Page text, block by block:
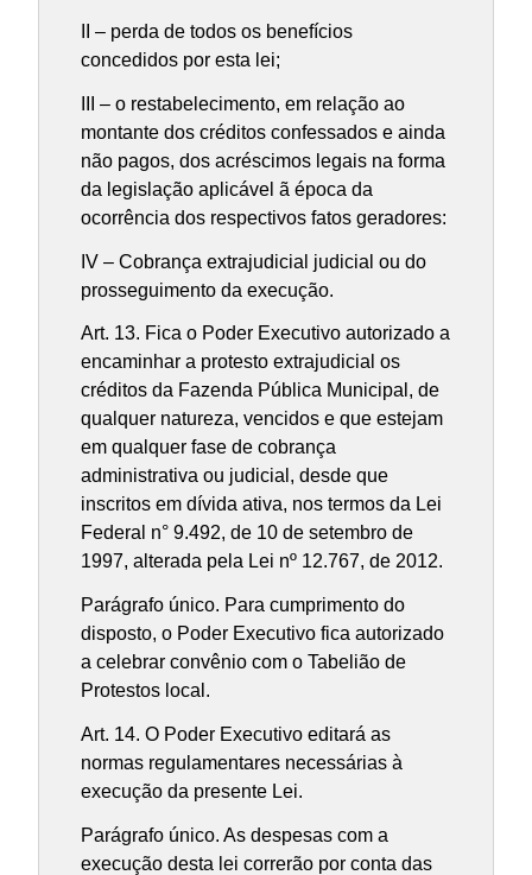
II – perda de todos os benefícios
concedidos por esta lei;
III – o restabelecimento, em relação ao
montante dos créditos confessados e ainda
não pagos, dos acréscimos legais na forma
da legislação aplicável ã época da
ocorrência dos respectivos fatos geradores:
IV – Cobrança extrajudicial judicial ou do
prosseguimento da execução.
Art. 13. Fica o Poder Executivo autorizado a
encaminhar a protesto extrajudicial os
créditos da Fazenda Pública Municipal, de
qualquer natureza, vencidos e que estejam
em qualquer fase de cobrança
administrativa ou judicial, desde que
inscritos em dívida ativa, nos termos da Lei
Federal n° 9.492, de 10 de setembro de
1997, alterada pela Lei nº 12.767, de 2012.
Parágrafo único. Para cumprimento do
disposto, o Poder Executivo fica autorizado
a celebrar convênio com o Tabelião de
Protestos local.
Art. 14. O Poder Executivo editará as
normas regulamentares necessárias à
execução da presente Lei.
Parágrafo único. As despesas com a
execução desta lei correrão por conta das